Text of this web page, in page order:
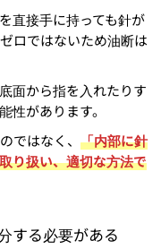
直接手に持っても針が
ロではないため油断は
面から指を入れたりす
性があります。
ではなく、「内部に針
り扱い、適切な方法で
する必要がある